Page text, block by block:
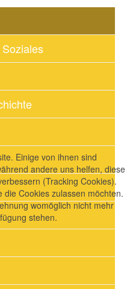
Einige von ihnen sind
andere uns helfen, diese
(Tracking Cookies).
Cookies zulassen möchten.
womöglich nicht mehr
stehen.